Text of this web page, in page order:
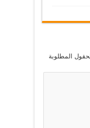
المطلوبة